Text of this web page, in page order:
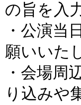
の旨を入
・公演当
願いいた
・会場周
り込みや